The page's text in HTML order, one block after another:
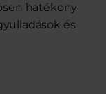
hatékony
és